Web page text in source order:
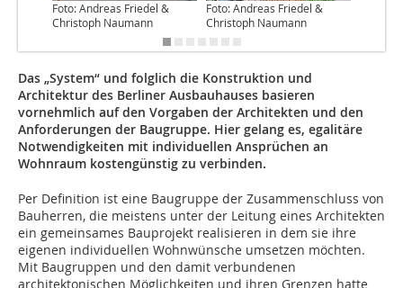
Foto: Andreas Friedel &
Christoph Naumann
Foto: Andreas Friedel &
Christoph Naumann
Das „System“ und folglich die Konstruktion und
Architektur des Berliner Ausbauhauses basieren
vornehmlich auf den Vorgaben der Architekten und den
Anforderungen der Baugruppe. Hier gelang es, egalitäre
Notwendigkeiten mit individuellen Ansprüchen an
Wohnraum kostengünstig zu verbinden.
Per Definition ist eine Baugruppe der Zusammenschluss von
Bauherren, die meistens unter der Leitung eines Architekten
ein gemeinsames Bauprojekt realisieren in dem sie ihre
eigenen individuellen Wohnwünsche umsetzen möchten.
Mit Baugruppen und den damit verbundenen
architektonischen Möglichkeiten und ihren Grenzen hatte